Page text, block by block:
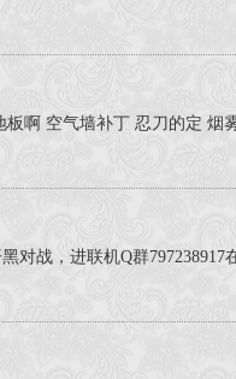
板啊 空气墙补丁 忍刀的定 烟
对战，进联机Q群797238917